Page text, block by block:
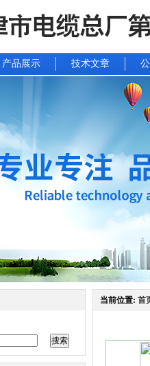
产品展示 技术文章
当前位置: 首